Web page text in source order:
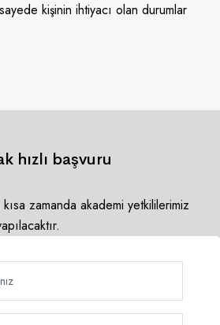
kişinin ihtiyacı olan durumlar
hızlı başvuru
zamanda akademi yetkililerimiz